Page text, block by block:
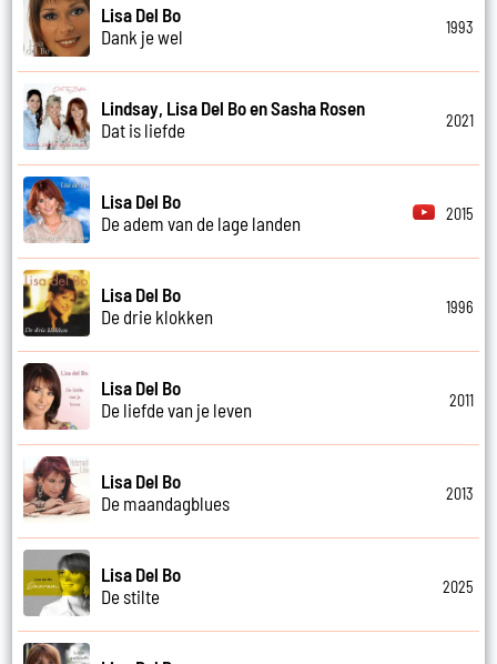
Lisa Del Bo
Dank je wel
1993
Lindsay, Lisa Del Bo en Sasha Rosen
Dat is liefde
2021
Lisa Del Bo
De adem van de lage landen
2015
Lisa Del Bo
De drie klokken
1996
Lisa Del Bo
De liefde van je leven
2011
Lisa Del Bo
De maandagblues
2013
Lisa Del Bo
De stilte
2025